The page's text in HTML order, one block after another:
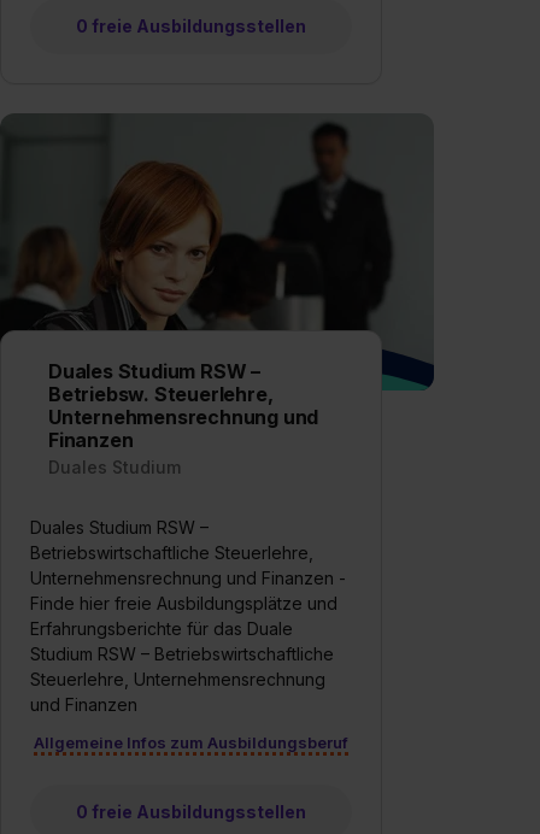
0 freie Ausbildungsstellen
Duales Studium RSW –
Betriebsw. Steuerlehre,
Unternehmensrechnung und
Finanzen
Duales Studium
Duales Studium RSW –
Betriebswirtschaftliche Steuerlehre,
Unternehmensrechnung und Finanzen -
Finde hier freie Ausbildungsplätze und
Erfahrungsberichte für das Duale
Studium RSW – Betriebswirtschaftliche
Steuerlehre, Unternehmensrechnung
und Finanzen
Allgemeine Infos zum Ausbildungsberuf
0 freie Ausbildungsstellen